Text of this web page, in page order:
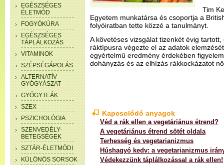
EGÉSZSÉGES
ÉLETMÓD
FOGYÓKÚRA
EGÉSZSÉGES
TÁPLÁLKOZÁS
VITAMINOK
SZÉPSÉGÁPOLÁS
ALTERNATÍV
GYÓGYÁSZAT
GYÓGYTEÁK
SZEX
PSZICHOLÓGIA
SZENVEDÉLY-
BETEGSÉGEK
SZTÁR-ÉLETMÓDI
KÜLÖNÖS SORSOK
Tim
Egyetem munkatársa és csoportja a
folyóiratban tette közzé a tanulmányt.
A követéses vizsgálat tizenkét évig
ráktípusra végezte el az adatok
egyértelmű eredmény érdekében
dohányzás és az elhízás rákkockázatot
Kapcsolódó anyagok
Véd a rák ellen a vegetáriánus étrend?
A vegetáriánus étrend sötét oldala
Terhesség és vegetarianizmus
Húshagyó kedv: a vegetarianizmus
Védekezzünk táplálkozással a rák ellen!